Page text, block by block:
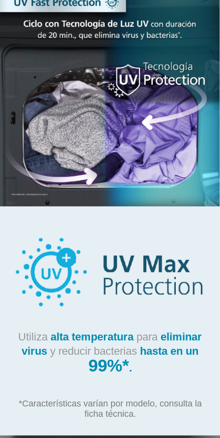
Utiliza alta temperaturapara eliminar
virus y reducir bacterias hasta en un
99%*.
*Características varían por modelo, consulta la
ficha técnica.